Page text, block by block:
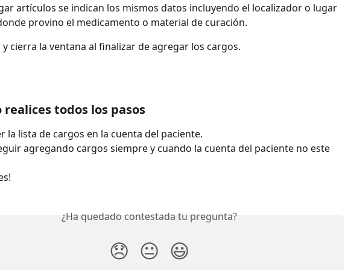
artículos se indican los mismos datos incluyendo el localizador o lugar
provino el medicamento o material de curación.
y cierra la ventana al finalizar de agregar los cargos.
realices todos los pasos
la lista de cargos en la cuenta del paciente.
agregando cargos siempre y cuando la cuenta del paciente no este
¿Ha quedado contestada tu pregunta?
😞 😐 😃